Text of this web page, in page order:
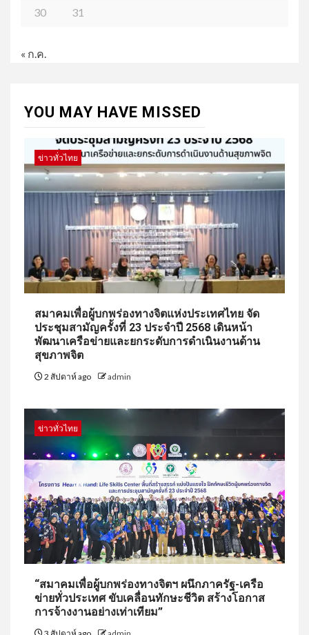
30 31
« ก.ค.
YOU MAY HAVE MISSED
ข่าวทั่วไทย
สมาคมเพื่อผู้บกพร่องทางจิตแห่งประเทศไทย จัด
ประชุมสามัญครั้งที่ 23 ประจำปี 2568 เดินหน้า
พัฒนาเครือข่ายและยกระดับการดำเนินงานด้าน
สุขภาพจิต
2 สัปดาห์ ago admin
ข่าวทั่วไทย
“สมาคมเพื่อผู้บกพร่องทางจิตฯ ผนึกภาครัฐ-เครือ
ข่ายทั่วประเทศ ขับเคลื่อนทักษะชีวิต สร้างโอกาส
การจ้างงานอย่างเท่าเทียม”